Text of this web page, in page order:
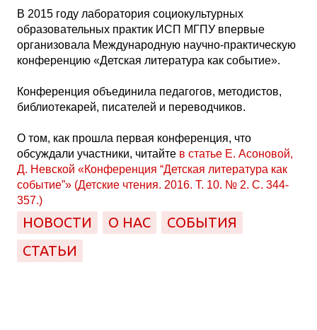
В 2015 году лаборатория социокультурных
образовательных практик ИСП МГПУ впервые
организовала Международную научно-практическую
конференцию «Детская литература как событие».
Конференция объединила педагогов, методистов,
библиотекарей, писателей и переводчиков.
О том, как прошла первая конференция, что
обсуждали участники, читайте в статье Е. Асоновой,
Д. Невской «Конференция “Детская литература как
событие”» (Детские чтения. 2016. Т. 10. № 2. С. 344-
357.)
НОВОСТИ О НАС
СОБЫТИЯ
СТАТЬИ